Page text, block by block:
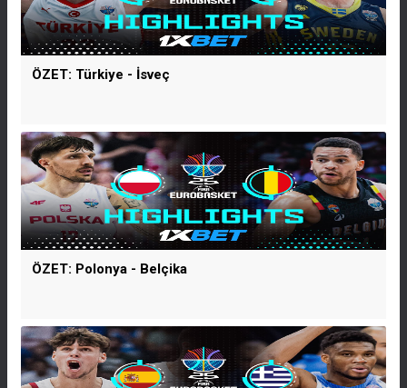
ÖZET: Türkiye - İsveç
ÖZET: Polonya - Belçika